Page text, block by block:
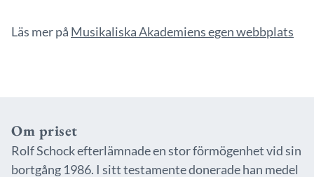
Läs mer på Musikaliska Akademiens egen webbplats
Om priset
Rolf Schock efterlämnade en stor förmögenhet vid sin
bortgång 1986. I sitt testamente donerade han medel